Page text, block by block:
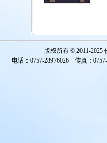
版权所有 © 2011-2025
电话：0757-28976026 传真：